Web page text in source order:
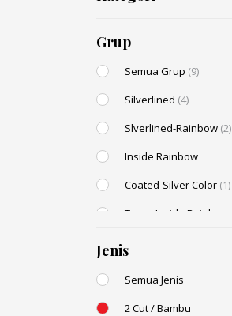
Grup
Semua Grup (9)
Silverlined (4)
Slverlined-Rainbow (2)
Inside Rainbow
Coated-Silver Color (1)
Trans-Inside Rainbow
Jenis
Semua Jenis
2 Cut / Bambu